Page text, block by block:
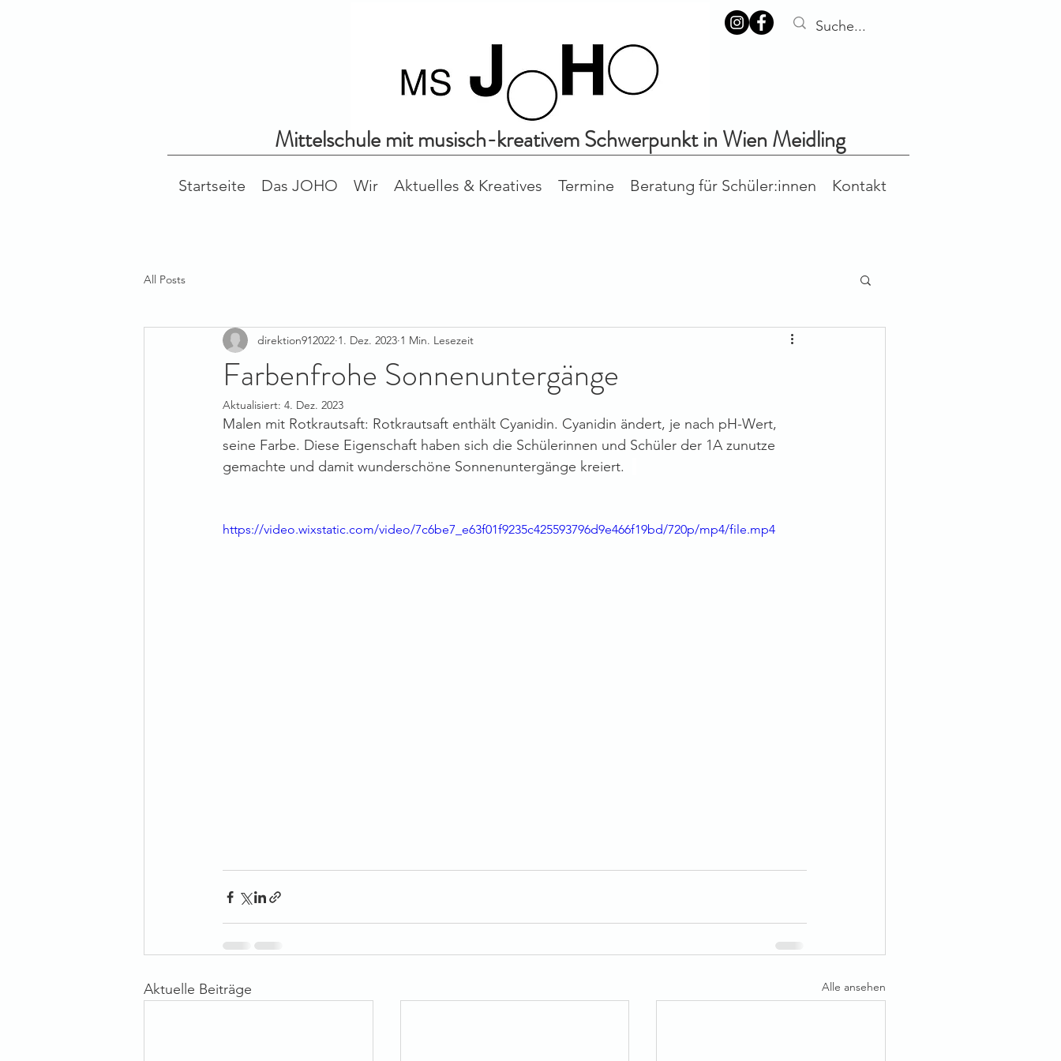
Mittelschule mit musisch-kreativem Schwerpunkt in Wien Meidling
Startseite Das JOHO Wir Aktuelles & Kreatives Termine Beratung für Schüler:innen Kontakt
All Posts
Farbenfrohe Sonnenuntergänge
direktion912022 1. Dez. 2023 1 Min. Lesezeit
Aktualisiert: 4. Dez. 2023
Malen mit Rotkrautsaft: Rotkrautsaft enthält Cyanidin. Cyanidin ändert, je nach pH-Wert,
seine Farbe. Diese Eigenschaft haben sich die Schülerinnen und Schüler der 1A zunutze
gemachte und damit wunderschöne Sonnenuntergänge kreiert.
https://video.wixstatic.com/video/7c6be7_e63f01f9235c425593796d9e466f19bd/720p/mp4/file.mp4
Aktuelle Beiträge Alle ansehen